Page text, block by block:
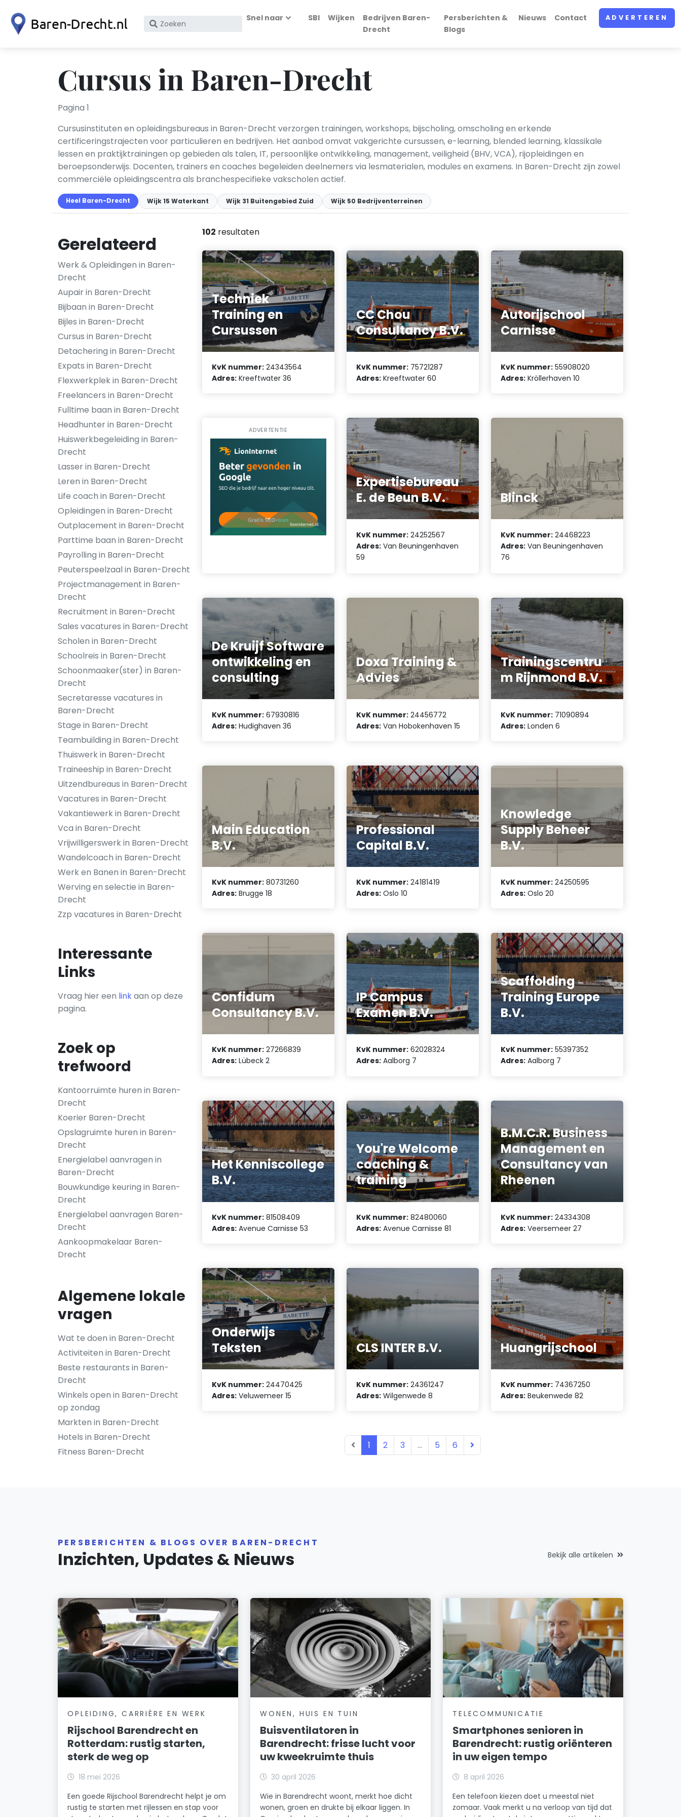
Zoek
KvK
nummer
Snel naar SBI Wijken
Bedrijven Baren-
Drecht
Persberichten &
Blogs
Nieuws Contact ADVERTEREN
Cursus in Baren-Drecht
Pagina 1
Cursusinstituten en opleidingsbureaus in Baren-Drecht verzorgen trainingen, workshops, bijscholing, omscholing en erkende
certificeringstrajecten voor particulieren en bedrijven. Het aanbod omvat vakgerichte cursussen, e-learning, blended learning, klassikale
lessen en praktijktrainingen op gebieden als talen, IT, persoonlijke ontwikkeling, management, veiligheid (BHV, VCA), rijopleidingen en
beroepsonderwijs. Docenten, trainers en coaches begeleiden deelnemers via lesmaterialen, modules en examens. In Baren-Drecht zijn zowel
commerciële opleidingscentra als branchespecifieke vakscholen actief.
Heel Baren-Drecht Wijk 15 Waterkant Wijk 31 Buitengebied Zuid Wijk 50 Bedrijventerreinen
Gerelateerd
Werk & Opleidingen in Baren-
Drecht
Aupair in Baren-Drecht
Bijbaan in Baren-Drecht
Bijles in Baren-Drecht
Cursus in Baren-Drecht
Detachering in Baren-Drecht
Expats in Baren-Drecht
Flexwerkplek in Baren-Drecht
Freelancers in Baren-Drecht
Fulltime baan in Baren-Drecht
Headhunter in Baren-Drecht
Huiswerkbegeleiding in Baren-
Drecht
Lasser in Baren-Drecht
Leren in Baren-Drecht
Life coach in Baren-Drecht
Opleidingen in Baren-Drecht
Outplacement in Baren-Drecht
Parttime baan in Baren-Drecht
Payrolling in Baren-Drecht
Peuterspeelzaal in Baren-Drecht
Projectmanagement in Baren-
Drecht
Recruitment in Baren-Drecht
Sales vacatures in Baren-Drecht
Scholen in Baren-Drecht
Schoolreis in Baren-Drecht
Schoonmaaker(ster) in Baren-
Drecht
Secretaresse vacatures in
Baren-Drecht
Stage in Baren-Drecht
Teambuilding in Baren-Drecht
Thuiswerk in Baren-Drecht
Traineeship in Baren-Drecht
Uitzendbureaus in Baren-Drecht
Vacatures in Baren-Drecht
Vakantiewerk in Baren-Drecht
Vca in Baren-Drecht
Vrijwilligerswerk in Baren-Drecht
Wandelcoach in Baren-Drecht
Werk en Banen in Baren-Drecht
Werving en selectie in Baren-
Drecht
Zzp vacatures in Baren-Drecht
Interessante
Links
Vraag hier een linkaan op deze
pagina.
Zoek op
trefwoord
Kantoorruimte huren in Baren-
Drecht
Koerier Baren-Drecht
Opslagruimte huren in Baren-
Drecht
Energielabel aanvragen in
Baren-Drecht
Bouwkundige keuring in Baren-
Drecht
Energielabel aanvragen Baren-
Drecht
Aankoopmakelaar Baren-
Drecht
Algemene lokale
vragen
Wat te doen in Baren-Drecht
Activiteiten in Baren-Drecht
Beste restaurants in Baren-
Drecht
Winkels open in Baren-Drecht
op zondag
Markten in Baren-Drecht
Hotels in Baren-Drecht
Fitness Baren-Drecht
102 resultaten
Techniek
Training en
Cursussen
KvK nummer: 24343564
Adres: Kreeftwater 36
CC Chou
Consultancy B.V.
KvK nummer: 75721287
Adres: Kreeftwater 60
Autorijschool
Carnisse
KvK nummer: 55908020
Adres: Kröllerhaven 10
ADVERTENTIE
Expertisebureau
E. de Beun B.V.
KvK nummer: 24252567
Adres: Van Beuningenhaven
59
Blinck
KvK nummer: 24468223
Adres: Van Beuningenhaven
76
De Kruijf Software
ontwikkeling en
consulting
KvK nummer: 67930816
Adres: Hudighaven 36
Doxa Training &
Advies
KvK nummer: 24456772
Adres: Van Hobokenhaven 15
Trainingscentru
m Rijnmond B.V.
KvK nummer: 71090894
Adres: Londen 6
Main Education
B.V.
KvK nummer: 80731260
Adres: Brugge 18
Professional
Capital B.V.
KvK nummer: 24181419
Adres: Oslo 10
Knowledge
Supply Beheer
B.V.
KvK nummer: 24250595
Adres: Oslo 20
Confidum
Consultancy B.V.
KvK nummer: 27266839
Adres: Lübeck 2
IP Campus
Examen B.V.
KvK nummer: 62028324
Adres: Aalborg 7
Scaffolding
Training Europe
B.V.
KvK nummer: 55397352
Adres: Aalborg 7
Het Kenniscollege
B.V.
KvK nummer: 81508409
Adres: Avenue Carnisse 53
You're Welcome
coaching &
training
KvK nummer: 82480060
Adres: Avenue Carnisse 81
B.M.C.R. Business
Management en
Consultancy van
Rheenen
KvK nummer: 24334308
Adres: Veersemeer 27
Onderwijs
Teksten
KvK nummer: 24470425
Adres: Veluwemeer 15
CLS INTER B.V.
KvK nummer: 24361247
Adres: Wilgenwede 8
Huangrijschool
KvK nummer: 74367250
Adres: Beukenwede 82
1 2 3 ... 5 6
PERSBERICHTEN & BLOGS OVER BAREN-DRECHT
Inzichten, Updates & Nieuws Bekijk alle artikelen
OPLEIDING, CARRIÈRE EN WERK
Rijschool Barendrecht en
Rotterdam: rustig starten,
sterk de weg op
18 mei 2026
Een goede Rijschool Barendrecht helpt je om
rustig te starten met rijlessen en stap voor
WONEN, HUIS EN TUIN
Buisventilatoren in
Barendrecht: frisse lucht voor
uw kweekruimte thuis
30 april 2026
Wie in Barendrecht woont, merkt hoe dicht
wonen, groen en drukte bij elkaar liggen. In
TELECOMMUNICATIE
Smartphones senioren in
Barendrecht: rustig oriënteren
in uw eigen tempo
8 april 2026
Een telefoon kiezen doet u meestal niet
zomaar. Vaak merkt u na verloop van tijd dat